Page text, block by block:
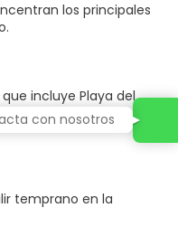
los principales
incluye Playa del
Maya, a 1 hora de
temprano en la
con nosotros